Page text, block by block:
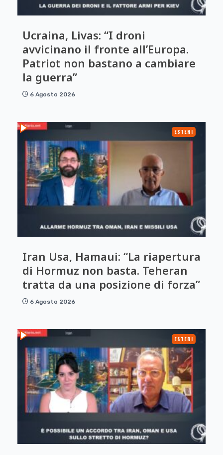
Ucraina, Livas: “I droni
avvicinano il fronte all’Europa.
Patriot non bastano a cambiare
la guerra”
6 Agosto 2026
ESTERI
Iran Usa, Hamaui: “La riapertura
di Hormuz non basta. Teheran
tratta da una posizione di forza”
6 Agosto 2026
ESTERI